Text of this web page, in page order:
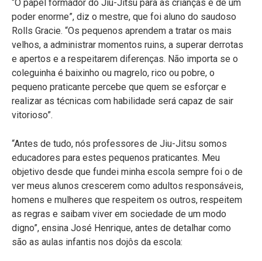
“O papel formador do Jiu-Jitsu para as crianças é de um
poder enorme”, diz o mestre, que foi aluno do saudoso
Rolls Gracie. “Os pequenos aprendem a tratar os mais
velhos, a administrar momentos ruins, a superar derrotas
e apertos e a respeitarem diferenças. Não importa se o
coleguinha é baixinho ou magrelo, rico ou pobre, o
pequeno praticante percebe que quem se esforçar e
realizar as técnicas com habilidade será capaz de sair
vitorioso”.
“Antes de tudo, nós professores de Jiu-Jitsu somos
educadores para estes pequenos praticantes. Meu
objetivo desde que fundei minha escola sempre foi o de
ver meus alunos crescerem como adultos responsáveis,
homens e mulheres que respeitem os outros, respeitem
as regras e saibam viver em sociedade de um modo
digno”, ensina José Henrique, antes de detalhar como
são as aulas infantis nos dojôs da escola: